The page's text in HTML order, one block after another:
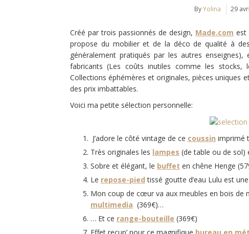
ByYolina 29
Créé par trois passionnés de design, Made.com est
propose du mobilier et de la déco de qualité à
généralement pratiqués par les autres
fabricants (Les coûts inutiles comme les stocks,
Collections éphémères et originales, pièces uniques
des prix imbattables.
Voici ma petite sélection personnelle:
J’adore le côté vintage de ce coussin imprimé
Très originales les lampes (de table ou de sol)
Sobre et élégant, le buffet en chêne Henge
Le repose-pied tissé goutte d’eau Lulu est
Mon coup de cœur va aux meubles en bois de
multimedia (369€)…
… Et ce range-bouteille (369€)